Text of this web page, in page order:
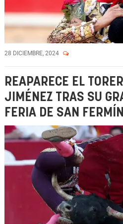
28 DICIEMBRE, 2024
REAPARECE EL
JIMÉNEZ TRAS SU
FERIA DE SAN FERMÍN